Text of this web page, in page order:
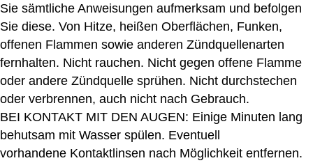
Sie sämtliche Anweisungen aufmerksam und befolgen
Sie diese. Von Hitze, heißen Oberflächen, Funken,
offenen Flammen sowie anderen Zündquellenarten
fernhalten. Nicht rauchen. Nicht gegen offene Flamme
oder andere Zündquelle sprühen. Nicht durchstechen
oder verbrennen, auch nicht nach Gebrauch.
BEI KONTAKT MIT DEN AUGEN: Einige Minuten lang
behutsam mit Wasser spülen. Eventuell
vorhandene Kontaktlinsen nach Möglichkeit entfernen.